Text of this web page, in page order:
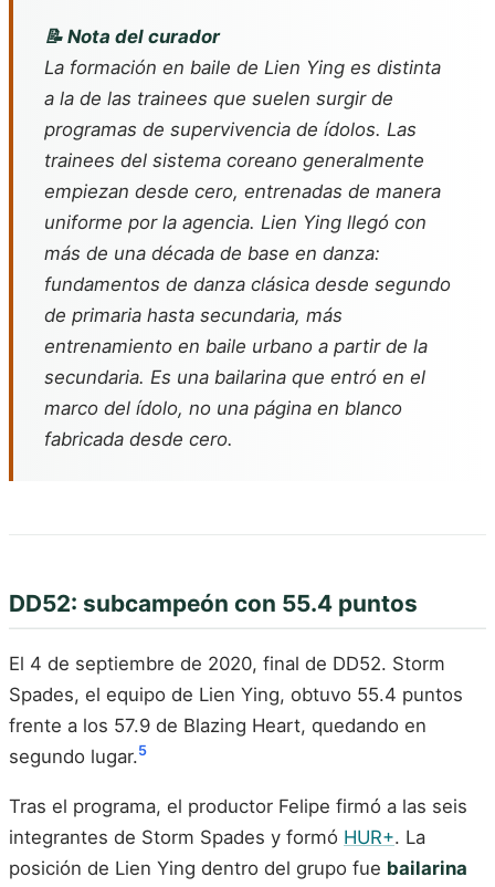
📝 Nota del curador
La formación en baile de Lien Ying es distinta
a la de las trainees que suelen surgir de
programas de supervivencia de ídolos. Las
trainees del sistema coreano generalmente
empiezan desde cero, entrenadas de manera
uniforme por la agencia. Lien Ying llegó con
más de una década de base en danza:
fundamentos de danza clásica desde segundo
de primaria hasta secundaria, más
entrenamiento en baile urbano a partir de la
secundaria. Es una bailarina que entró en el
marco del ídolo, no una página en blanco
fabricada desde cero.
DD52: subcampeón con 55.4 puntos
El 4 de septiembre de 2020, final de DD52. Storm
Spades, el equipo de Lien Ying, obtuvo 55.4 puntos
frente a los 57.9 de Blazing Heart, quedando en
segundo lugar.5
Tras el programa, el productor Felipe firmó a las seis
integrantes de Storm Spades y formó HUR+. La
posición de Lien Ying dentro del grupo fue bailarina